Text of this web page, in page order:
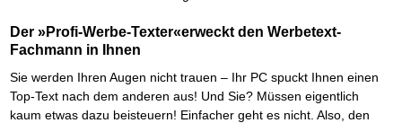
Der »Profi-Werbe-Texter«erweckt den Werbetext-
Fachmann in Ihnen
Sie werden Ihren Augen nicht trauen – Ihr PC spuckt Ihnen einen
Top-Text nach dem anderen aus! Und Sie? Müssen eigentlich
kaum etwas dazu beisteuern! Einfacher geht es nicht. Also, den